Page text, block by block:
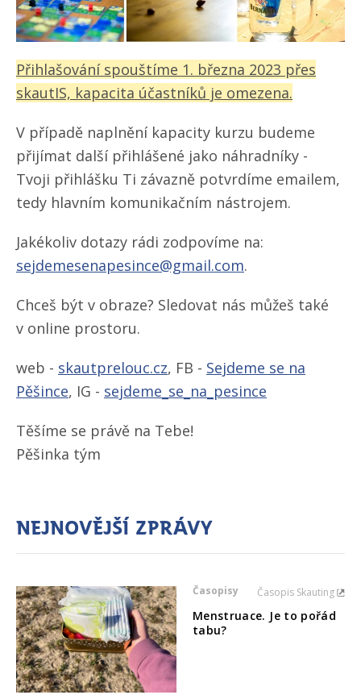
Přihlašování spouštíme 1. března 2023 přes
skautIS, kapacita účastníků je omezena.
V případě naplnění kapacity kurzu budeme
přijímat další přihlášené jako náhradníky -
Tvoji přihlášku Ti závazně potvrdíme emailem,
tedy hlavním komunikačním nástrojem.
Jakékoliv dotazy rádi zodpovíme na:
sejdemesenapesince@gmail.com.
Chceš být v obraze? Sledovat nás můžeš také
v online prostoru.
web - skautprelouc.cz, FB - Sejdeme se na
Pěšince, IG - sejdeme_se_na_pesince
Těšíme se právě na Tebe!
Pěšinka tým
Nejnovější zprávy
Časopisy Časopis Skauting
Menstruace. Je to pořád
tabu?